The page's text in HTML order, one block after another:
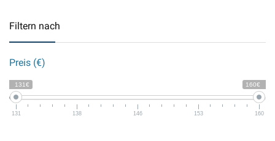
Filtern nach
Preis (€)
131€ 160€
131 138 146 153 160